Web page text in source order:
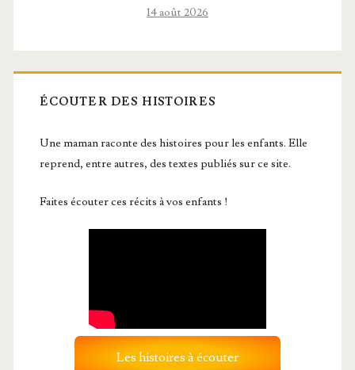
14 août 2026
ÉCOUTER DES HISTOIRES
Une maman raconte des histoires pour les enfants. Elle
reprend, entre autres, des textes publiés sur ce site.
Faites écouter ces récits à vos enfants !
Les histoires à écouter